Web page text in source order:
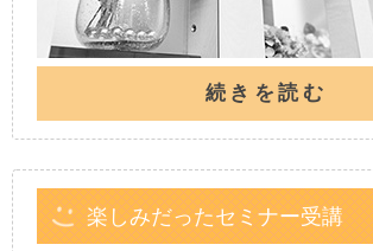
続きを読む
楽しみだったセミナー受講